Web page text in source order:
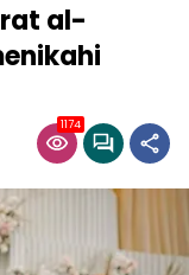
al-
1174